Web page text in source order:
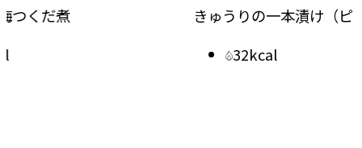
きゅうりの一本漬け（ピリ辛しょうゆ）